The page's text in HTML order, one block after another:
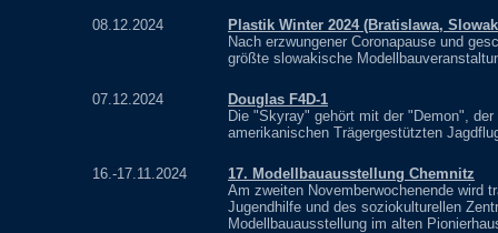
08.12.2024
Plastik Winter 2024 (Bratislawa,
Nach erzwungener Coronapause und
größte slowakische
07.12.2024
Douglas F4D-1
Die "Skyray" gehört mit der "Demon",
amerikanischen Trägergestützten
16.-17.11.2024
17. Modellbauausstellung Chemnitz
Am zweiten Novemberwochenende wird
Jugendhilfe und des soziokulturellen
Modellbauausstellung im alten